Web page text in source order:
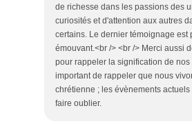
de richesse dans les passions des
curiosités et d'attention aux autres
certains. Le dernier témoignage est
émouvant.<br /> <br /> Merci aussi
pour rappeler la signification de
important de rappeler que nous
chrétienne ; les évènements
faire oublier.